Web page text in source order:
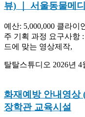
뷰) ｜ 서울동물메
예산: 5,000,000 클라
주 기획 과정 요구사항
드에 맞는 영상제작,
탈탈스튜디오 2026년 4
화재예방 안내영상
장학관 교육시설